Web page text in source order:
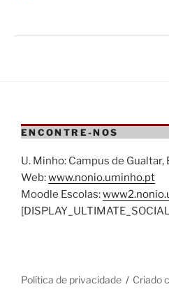
ENCONTRE-NOS
U. Minho: Campus de Gualtar,
Web:www.nonio.uminho.pt
Moodle Escolas:
Política de privacidade Criado